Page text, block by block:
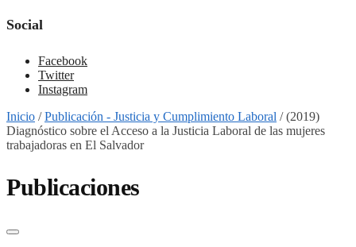
Social
Facebook
Twitter
Instagram
Inicio /Publicación - Justicia y Cumplimiento Laboral /(2019)
Diagnóstico sobre el Acceso a la Justicia Laboral de las mujeres
trabajadoras en El Salvador
Publicaciones